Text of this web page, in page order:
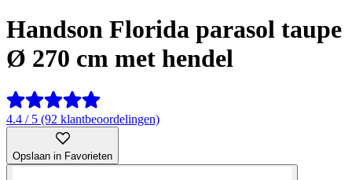
Handson Florida parasol taupe
Ø 270 cm met hendel
4.4 / 5 (92 klantbeoordelingen)
Opslaan in Favorieten